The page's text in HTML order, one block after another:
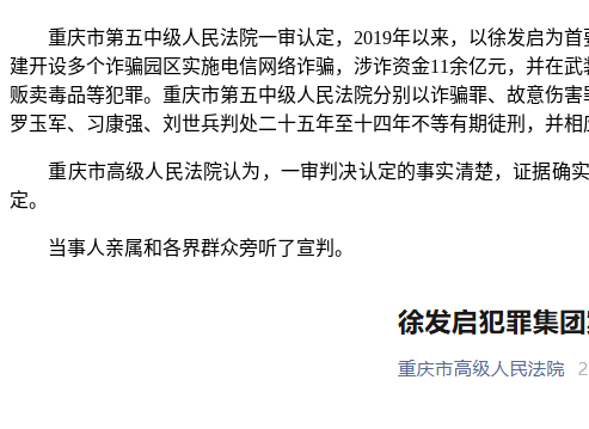
重庆市第五中级人民法院一审认定，2019年以来，以徐发启为首
建开设多个诈骗园区实施电信网络诈骗，涉诈资金11余亿元，并在
贩卖毒品等犯罪。重庆市第五中级人民法院分别以诈骗罪、故意伤
罗玉军、习康强、刘世兵判处二十五年至十四年不等有期徒刑，并
重庆市高级人民法院认为，一审判决认定的事实清楚，证据确实
定。
当事人亲属和各界群众旁听了宣判。